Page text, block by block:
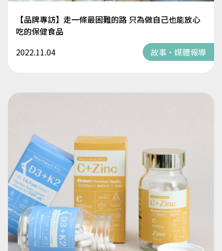
【品牌專訪】走一條最困難的路 只為做自己也能放心
吃的保健食品
2022.11.04
故事・媒體報導